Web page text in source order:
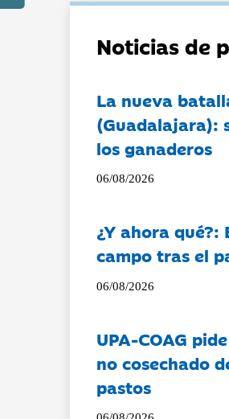
Noticias de
La nueva
(Guadalajara):
los ganaderos
06/08/2026
¿Y ahora
campo tras el
06/08/2026
UPA-COAG
no cosechado
pastos